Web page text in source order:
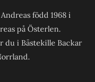
född 1968 i
på Österlen.
du i Bästekille Backar